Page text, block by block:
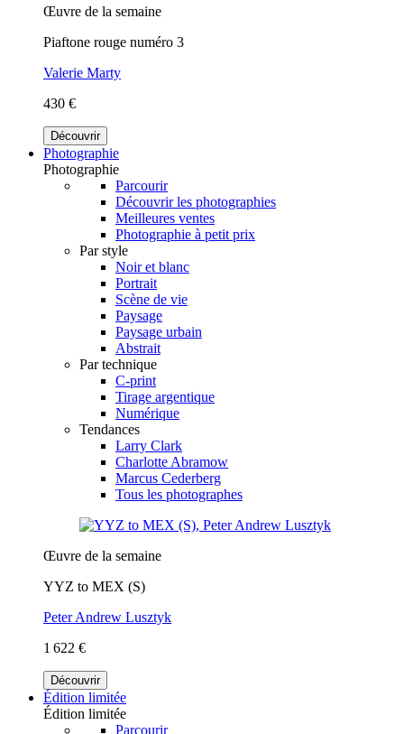
Œuvre de la semaine
Piaftone rouge numéro 3
Valerie Marty
430 €
Découvrir
Photographie
Photographie
Parcourir
Découvrir les photographies
Meilleures ventes
Photographie à petit prix
Par style
Noir et blanc
Portrait
Scène de vie
Paysage
Paysage urbain
Abstrait
Par technique
C-print
Tirage argentique
Numérique
Tendances
Larry Clark
Charlotte Abramow
Marcus Cederberg
Tous les photographes
Œuvre de la semaine
YYZ to MEX (S)
Peter Andrew Lusztyk
1 622 €
Découvrir
Édition limitée
Édition limitée
Parcourir